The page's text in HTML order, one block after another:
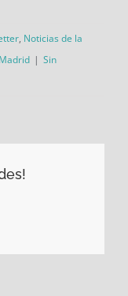
, Noticias de la
| Sin